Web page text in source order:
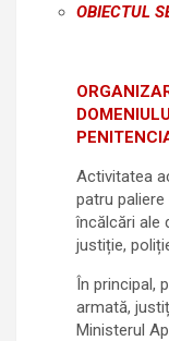
OBIECTUL
Activitatea
patru
încălcări ale
justiție,
În principal,
armată,
Ministerul